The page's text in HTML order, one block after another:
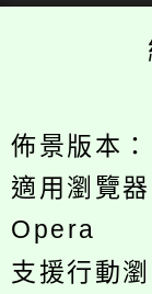
佈景版本：
適用瀏覽
Opera
支援行動